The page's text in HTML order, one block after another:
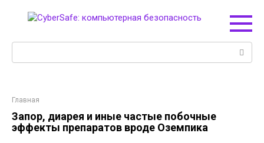
Главная
Запор, диарея и иные частые побочные
эффекты препаратов вроде Оземпика